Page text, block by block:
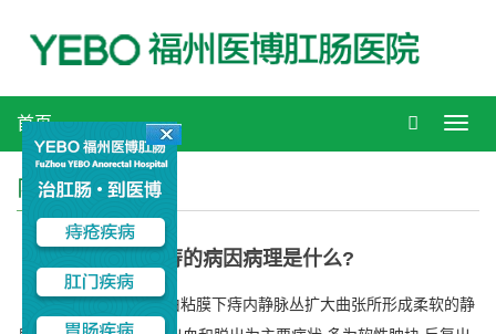
首页
内痔病因
内痔的病因病理是什么?
内痔生于齿线以上,由粘膜下痔内静脉丛扩大曲张所形成柔软的静